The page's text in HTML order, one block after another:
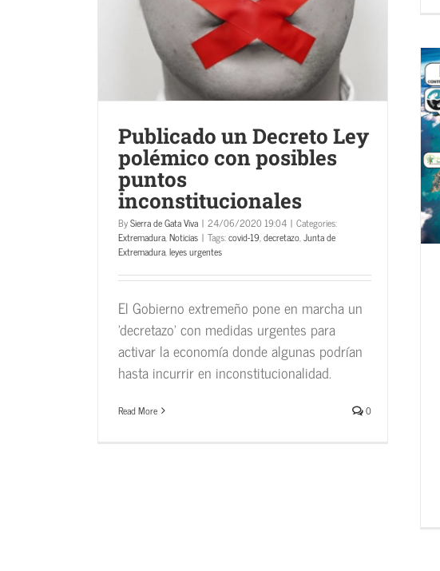
Publicado un Decreto Ley
polémico con posibles
puntos
inconstitucionales
BySierra de Gata Viva | 24/06/2020 19:04 | Categories:
Extremadura,Noticias | Tags:covid-19,decretazo,Junta de
Extremadura,leyes urgentes
El Gobierno extremeño pone en marcha un
'decretazo' con medidas urgentes para
activar la economía donde algunas podrían
hasta incurrir en inconstitucionalidad.
Read More 0
MEDIO AMBIENTE Y BIODIVERSIDAD VS
MINERÍA